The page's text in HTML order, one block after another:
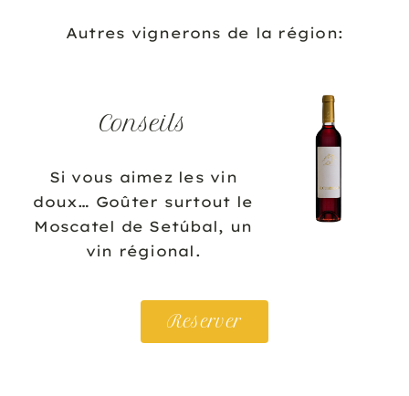
Autres vignerons de la région:
Conseils
Si vous aimez les vin
doux… Goûter surtout le
Moscatel de Setúbal, un
vin régional.
Reserver